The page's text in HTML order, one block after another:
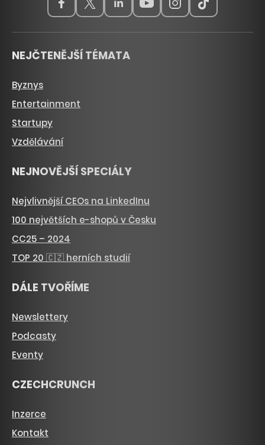
NEJČTENĚJŠÍ TÉMATA
Byznys
Entertainment
Startupy
Vzdělávání
NEJNOVĚJŠÍ SPECIÁLY
Nejvlivnější CEOs na LinkedInu
100 největších e-shopů v Česku
CC25 – 2024
TOP 20 🇨🇿 herních studií
DÁLE TVOŘÍME
Newslettery
Podcasty
Eventy
CZECHCRUNCH
Inzerce
Kontakt